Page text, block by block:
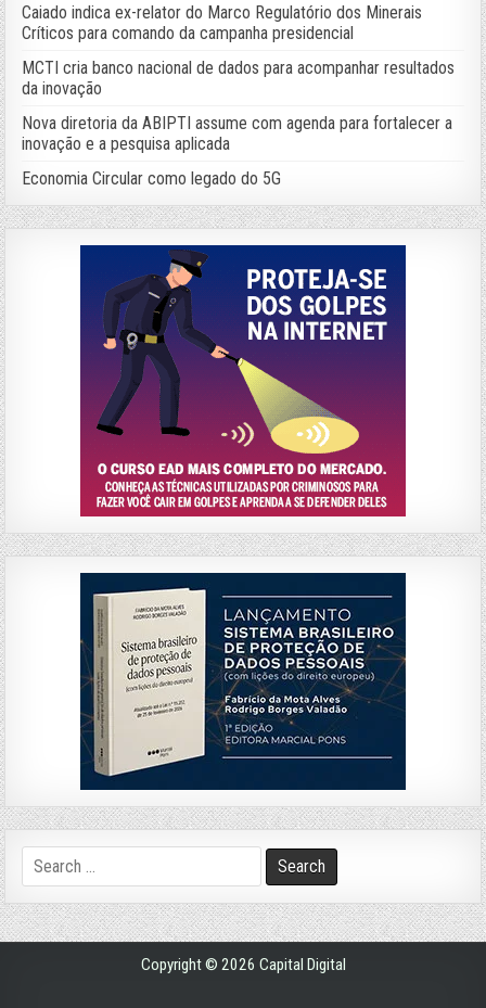
Caiado indica ex-relator do Marco Regulatório dos Minerais
Críticos para comando da campanha presidencial
MCTI cria banco nacional de dados para acompanhar resultados
da inovação
Nova diretoria da ABIPTI assume com agenda para fortalecer a
inovação e a pesquisa aplicada
Economia Circular como legado do 5G
Search
for:
Copyright © 2026 Capital Digital